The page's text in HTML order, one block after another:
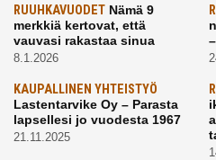
RUUHKAVUODET Nämä 9
merkkiä kertovat, että
vauvasi rakastaa sinua
8.1.2026
KAUPALLINEN YHTEISTYÖ
Lastentarvike Oy – Parasta
lapsellesi jo vuodesta 1967
21.11.2025